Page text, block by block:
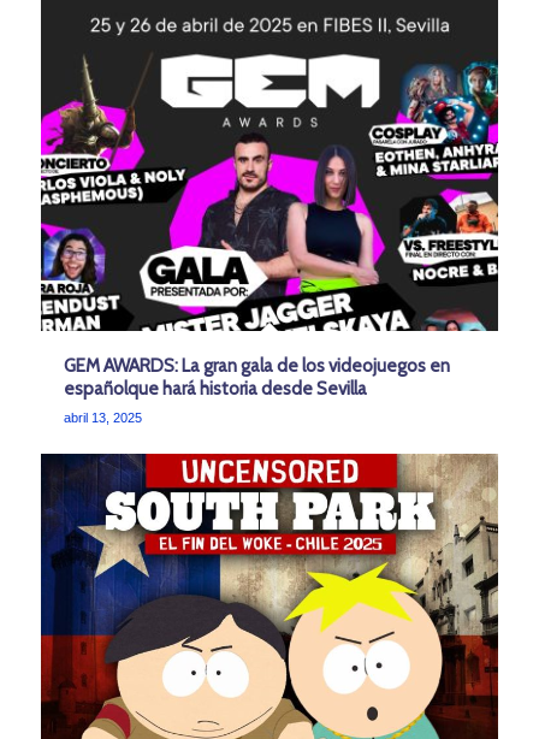
GEM AWARDS: La gran gala de los videojuegos en
españolque hará historia desde Sevilla
abril 13, 2025